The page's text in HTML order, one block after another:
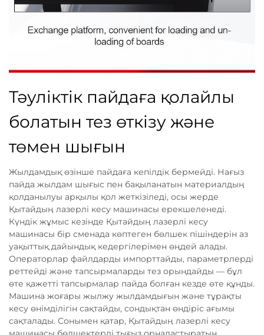
Тәуліктік пайдаға қолайлы
болатын тез өткізу және
төмен шығын
Жылдамдық өзінше пайдаға кепілдік бермейді. Нағыз
пайда жылдам шығыс пен бақыланатын материалдың
қолданылуы арқылы қол жеткізіледі, осы жерде
Қытайдың лазерлі кесу машинасы ерекшеленеді.
Күндік жұмыс кезінде Қытайдың лазерлі кесу
машинасы бір сменада көптеген бөлшек пішіндерін аз
уақыттық дайындық кедергілерімен өңдей алады.
Операторлар файлдарды импорттайды, параметрлерді
реттейді және тапсырмаларды тез орындайды — бұл
өте қажетті тапсырмалар пайда болған кезде өте құнды.
Машина жоғары жылжу жылдамдығын және тұрақты
кесу өнімділігін сақтайды, сондықтан өндіріс ағымы
сақталады. Сонымен қатар, Қытайдың лазерлі кесу